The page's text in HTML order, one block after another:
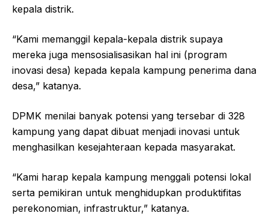
kepala distrik.
“Kami memanggil kepala-kepala distrik supaya
mereka juga mensosialisasikan hal ini (program
inovasi desa) kepada kepala kampung penerima dana
desa,” katanya.
DPMK menilai banyak potensi yang tersebar di 328
kampung yang dapat dibuat menjadi inovasi untuk
menghasilkan kesejahteraan kepada masyarakat.
“Kami harap kepala kampung menggali potensi lokal
serta pemikiran untuk menghidupkan produktifitas
perekonomian, infrastruktur,” katanya.